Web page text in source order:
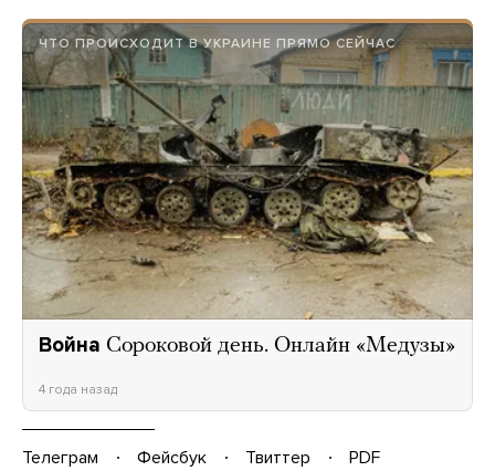
ЧТО ПРОИСХОДИТ В УКРАИНЕ ПРЯМО СЕЙЧАС
Война Сороковой день. Онлайн «Медузы»
4 года назад
Телеграм Фейсбук Твиттер
PDF